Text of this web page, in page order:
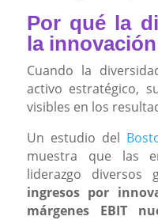
Por qué la
la innovación
Cuando la
activo estratégico,
visibles en los
Un estudio del
muestra que las
liderazgo diversos
ingresos por
márgenes EBIT